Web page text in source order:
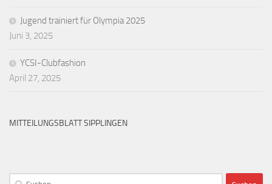
Jugend trainiert für Olympia 2025
Juni 3, 2025
YCSI-Clubfashion
April 27, 2025
MITTEILUNGSBLATT SIPPLINGEN
Suchen